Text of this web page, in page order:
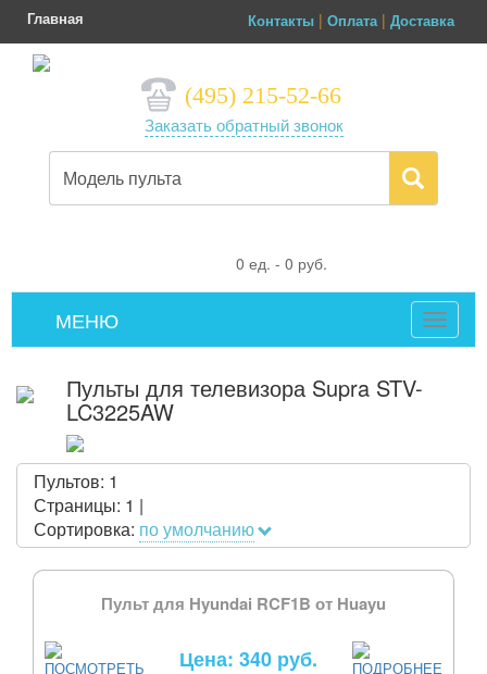
Главная Контакты | Оплата | Доставка
(495) 215-52-66
Заказать обратный звонок
0 ед. - 0 руб.
Toggle
МЕНЮ
Пульты для телевизора Supra STV-
LC3225AW
Пультов: 1
Страницы: 1 |
Сортировка: по умолчанию
Пульт для Hyundai RCF1B от Huayu
Цена: 340 руб.